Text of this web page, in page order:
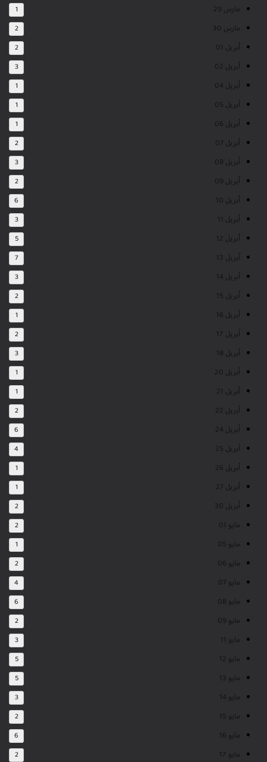
مارس 29 1
مارس 30 2
أبريل 01 2
أبريل 02 3
أبريل 04 1
أبريل 05 1
أبريل 06 1
أبريل 07 2
أبريل 08 3
أبريل 09 2
أبريل 10 6
أبريل 11 3
أبريل 12 5
أبريل 13 7
أبريل 14 3
أبريل 15 2
أبريل 16 1
أبريل 17 2
أبريل 18 3
أبريل 20 1
أبريل 21 1
أبريل 22 2
أبريل 24 6
أبريل 25 4
أبريل 26 1
أبريل 27 1
أبريل 30 2
مايو 01 2
مايو 05 1
مايو 06 2
مايو 07 4
مايو 08 6
مايو 09 2
مايو 11 3
مايو 12 5
مايو 13 5
مايو 14 3
مايو 15 2
مايو 16 6
مايو 17 2